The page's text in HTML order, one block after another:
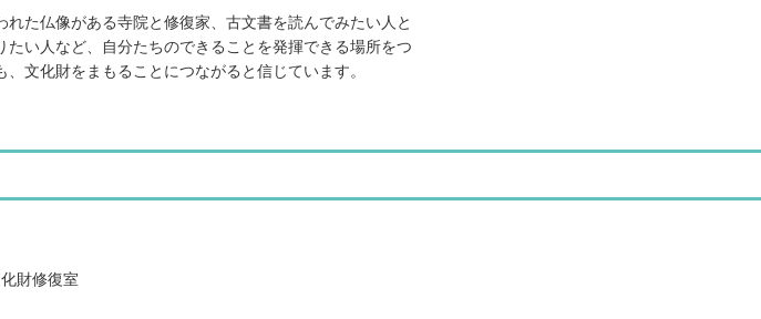
た仏像がある寺院と修復家、古文書を読んでみたい人と
い人など、自分たちのできることを発揮できる場所をつ
文化財をまもることにつながると信じています。
財修復室